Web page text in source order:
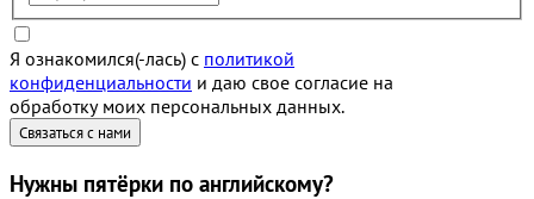
Я ознакомился(-лась) с политикой
конфиденциальности и даю свое согласие на
обработку моих персональных данных.
Нужны пятёрки по английскому?